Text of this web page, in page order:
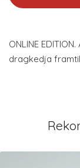
ONLINE
dragkedja